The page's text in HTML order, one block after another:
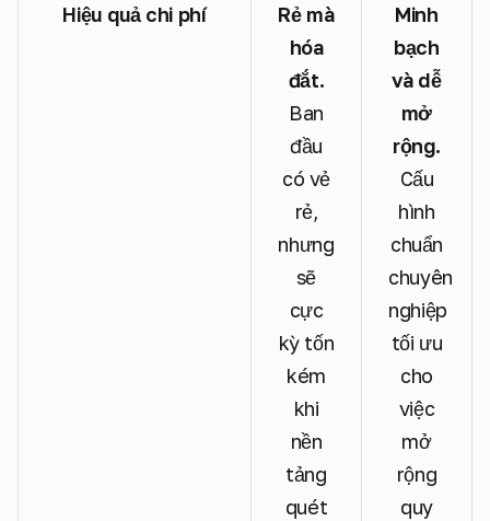
Hiệu quả chi phí
Rẻ mà
hóa
đắt.
Ban
đầu
có vẻ
rẻ,
nhưng
sẽ
cực
kỳ tốn
kém
khi
nền
tảng
quét
Minh
bạch
và dễ
mở
rộng.
Cấu
hình
chuẩn
chuyên
nghiệp
tối ưu
cho
việc
mở
rộng
quy